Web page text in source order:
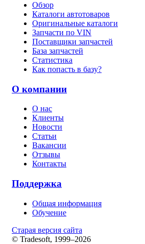
Обзор
Каталоги автотоваров
Оригинальные каталоги
Запчасти по VIN
Поставщики запчастей
База запчастей
Статистика
Как попасть в базу?
О компании
О нас
Клиенты
Новости
Статьи
Вакансии
Отзывы
Контакты
Поддержка
Общая информация
Обучение
Старая версия сайта
© Tradesoft, 1999–2026